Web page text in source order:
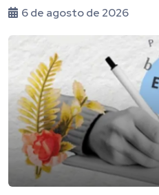
6 de agosto de 2026